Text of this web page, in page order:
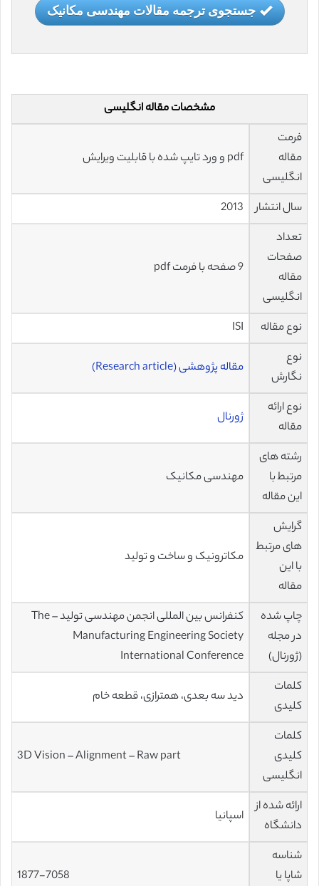
جستجوی ترجمه مقالات مهندسی مکانیک
مشخصات مقاله انگلیسی
فرمت
مقاله
انگلیسی
pdf و ورد تایپ شده با قابلیت ویرایش
سال انتشار
2013
تعداد
صفحات
مقاله
انگلیسی
9 صفحه با فرمت pdf
نوع مقاله
ISI
نوع
نگارش
مقاله پژوهشی (Research article)
نوع ارائه
مقاله
ژورنال
رشته های
مرتبط با
این مقاله
مهندسی مکانیک
گرایش
های مرتبط
با این
مقاله
مکاترونیک و ساخت و تولید
چاپ شده
در مجله
(ژورنال)
کنفرانس بین المللی انجمن مهندسی تولید – The
Manufacturing Engineering Society
International Conference
کلمات
کلیدی
دید سه بعدی، همترازی، قطعه خام
کلمات
کلیدی
انگلیسی
3D Vision – Alignment – Raw part
ارائه شده از
دانشگاه
اسپانیا
شناسه
شاپا یا
1877-7058